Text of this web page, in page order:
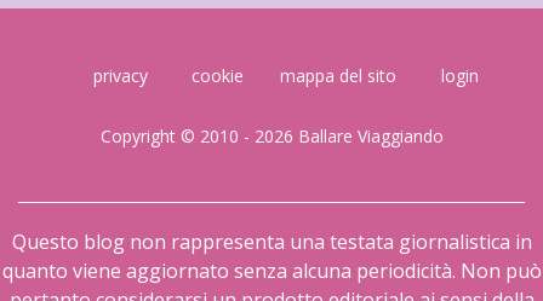
privacy cookie mappa del sito login
Copyright © 2010 - 2026 Ballare Viaggiando
Questo blog non rappresenta una testata giornalistica in
quanto viene aggiornato senza alcuna periodicità. Non può